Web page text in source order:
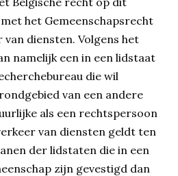
het Gemeenschapsrecht
diensten. Volgens het
namelijk een in een lidstaat
die wil
van een andere
als een rechtspersoon
van diensten geldt ten
der lidstaten die in een
zijn gevestigd dan